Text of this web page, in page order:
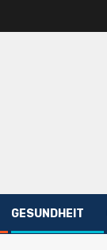
GESUNDHEIT